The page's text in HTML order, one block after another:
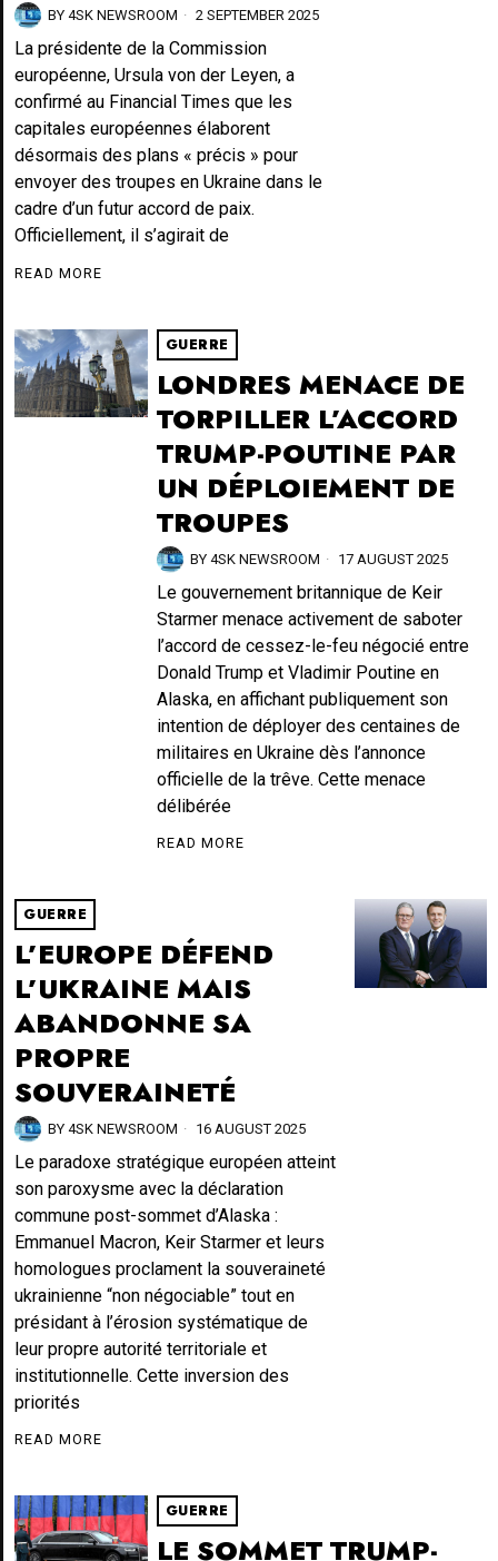
BY 4SK NEWSROOM 2 SEPTEMBER 2025
La présidente de la Commission
européenne, Ursula von der Leyen, a
confirmé au Financial Times que les
capitales européennes élaborent
désormais des plans « précis » pour
envoyer des troupes en Ukraine dans le
cadre d’un futur accord de paix.
Officiellement, il s’agirait de
READ MORE
GUERRE
LONDRES MENACE DE
TORPILLER L’ACCORD
TRUMP-POUTINE PAR
UN DÉPLOIEMENT DE
TROUPES
BY 4SK NEWSROOM 17 AUGUST 2025
Le gouvernement britannique de Keir
Starmer menace activement de saboter
l’accord de cessez-le-feu négocié entre
Donald Trump et Vladimir Poutine en
Alaska, en affichant publiquement son
intention de déployer des centaines de
militaires en Ukraine dès l’annonce
officielle de la trêve. Cette menace
délibérée
READ MORE
GUERRE
L’EUROPE DÉFEND
L’UKRAINE MAIS
ABANDONNE SA
PROPRE
SOUVERAINETÉ
BY 4SK NEWSROOM 16 AUGUST 2025
Le paradoxe stratégique européen atteint
son paroxysme avec la déclaration
commune post-sommet d’Alaska :
Emmanuel Macron, Keir Starmer et leurs
homologues proclament la souveraineté
ukrainienne “non négociable” tout en
présidant à l’érosion systématique de
leur propre autorité territoriale et
institutionnelle. Cette inversion des
priorités
READ MORE
GUERRE
LE SOMMET TRUMP-